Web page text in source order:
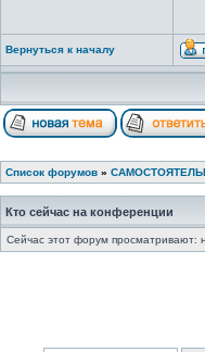
Вернуться к началу
Список форумов »
Кто сейчас на конференции
Сейчас этот форум просматривают: